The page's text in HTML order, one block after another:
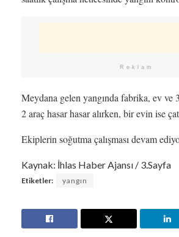
Reklam
Meydana gelen yangında fabrika, ev ve
2 araç hasar hasar alırken, bir evin ise
Ekiplerin soğutma çalışması devam
Kaynak: İhlas Haber Ajansı / 3.Sayfa
Etiketler: yangın